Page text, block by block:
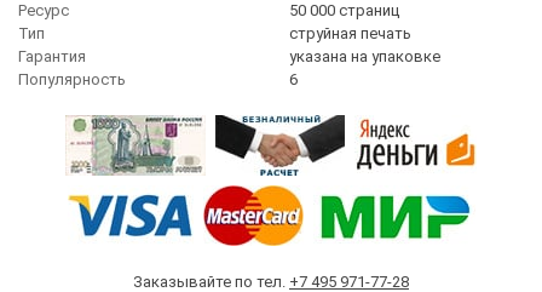
Ресурс
50 000 страниц
Тип
струйная печать
Гарантия
указана на упаковке
Популярность
6
Заказывайте по тел. +7 495 971-77-28